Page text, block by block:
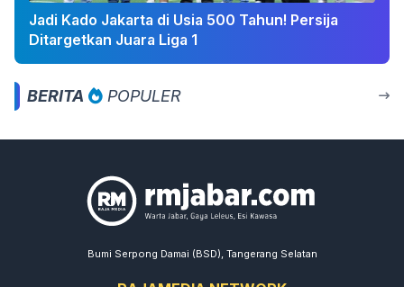
Jadi Kado Jakarta di Usia 500 Tahun! Persija
Ditargetkan Juara Liga 1
BERITA POPULER
Bumi Serpong Damai (BSD), Tangerang Selatan